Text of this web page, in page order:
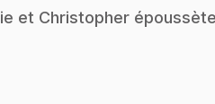
et Christopher